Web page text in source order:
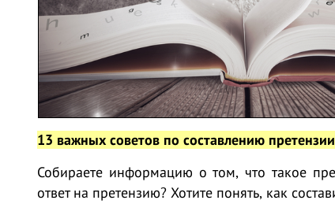
13 важных советов по составлению
Собираете информацию о том, что такое
ответ на претензию? Хотите понять, как